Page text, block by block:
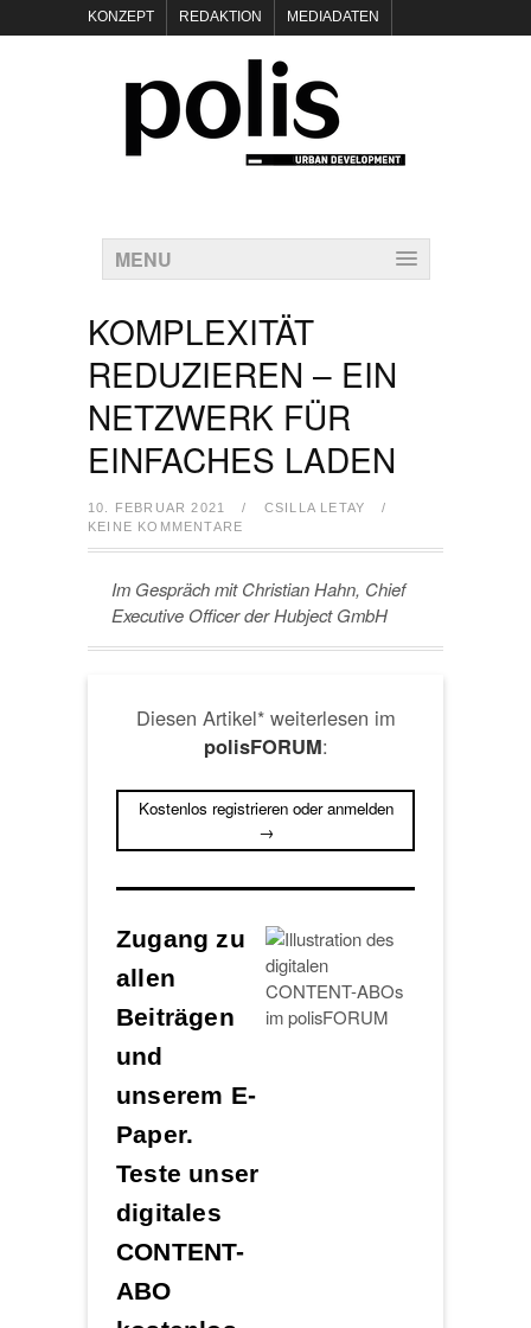
KONZEPT REDAKTION MEDIADATEN
POLIS KEYNOTES
KONTAKT DATENSCHUTZ IMPRESSUM
MENU
KOMPLEXITÄT
REDUZIEREN – EIN
NETZWERK FÜR
EINFACHES LADEN
10. FEBRUAR 2021 / CSILLA LETAY
/
KEINE KOMMENTARE
Im Gespräch mit Christian Hahn, Chief
Executive Officer der Hubject GmbH
Diesen Artikel* weiterlesen im
polisFORUM:
Kostenlos registrieren oder anmelden
→
Zugang zu
allen
Beiträgen
und
unserem E-
Paper.
Teste unser
digitales
CONTENT-
ABO